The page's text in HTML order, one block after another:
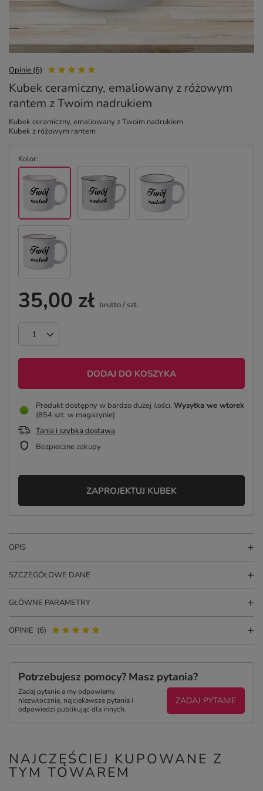
Opinie (6)
Kubek ceramiczny, emaliowany z różowym
rantem z Twoim nadrukiem
Kubek ceramiczny, emaliowany z Twoim nadrukiem
Kubek z różowym rantem
Kolor
35,00 zł brutto/ szt.
DODAJ DO KOSZYKA
Produkt dostępny w bardzo dużej ilości Wysyłka we wtorek
(854 szt. w magazynie)
Tania i szybka dostawa
Bezpieczne zakupy
ZAPROJEKTUJ KUBEK
OPIS
SZCZEGÓŁOWE DANE
GŁÓWNE PARAMETRY
OPINIE (6)
Potrzebujesz pomocy? Masz pytania?
Zadaj pytanie a my odpowiemy
niezwłocznie, najciekawsze pytania i
odpowiedzi publikując dla innych.
ZADAJ PYTANIE
NAJCZĘŚCIEJ KUPOWANE Z
TYM TOWAREM